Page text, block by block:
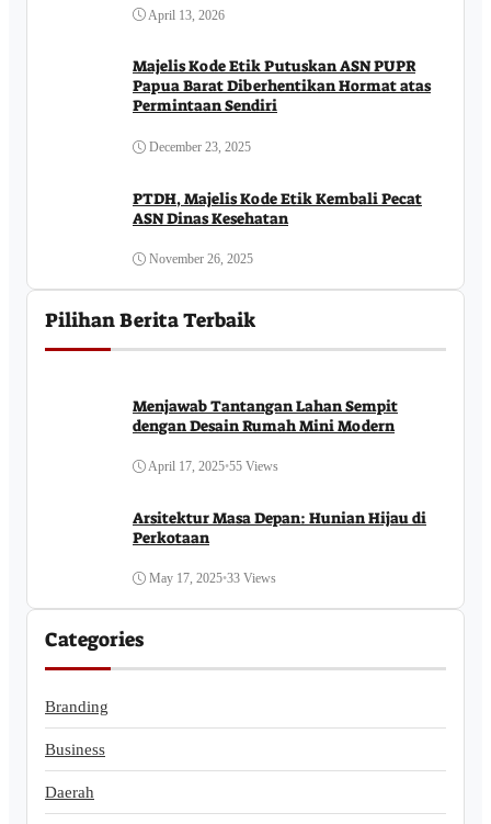
April 13, 2026
Majelis Kode Etik Putuskan ASN PUPR
Papua Barat Diberhentikan Hormat atas
Permintaan Sendiri
December 23, 2025
PTDH, Majelis Kode Etik Kembali Pecat
ASN Dinas Kesehatan
November 26, 2025
Pilihan Berita Terbaik
Menjawab Tantangan Lahan Sempit
dengan Desain Rumah Mini Modern
April 17, 2025•55 Views
Arsitektur Masa Depan: Hunian Hijau di
Perkotaan
May 17, 2025•33 Views
Categories
Branding
Business
Daerah